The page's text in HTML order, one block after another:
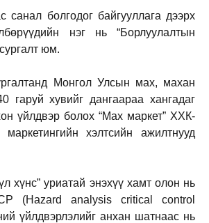
санал болгодог байгууллага дээрх
нэг нь “Борлуулалтын
юм.
Монгол Улсын мах, махан
гаруй хувийг дангаараа хангадаг
үйлдвэр болох “Мах маркет” ХХК-
маркетингийн хэлтсийн ажилтнууд
хүнс” уриатай энэхүү хамт олон нь
(Hazard analysis critical control
үйлдвэрлэлийг анхан шатнаас нь